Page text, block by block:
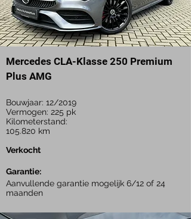
Mercedes CLA-Klasse 250 Premium
Plus AMG
Bouwjaar: 12/2019
Vermogen: 225 pk
Kilometerstand:
105.820 km
Verkocht
Garantie:
Aanvullende garantie mogelijk 6/12 of 24
maanden